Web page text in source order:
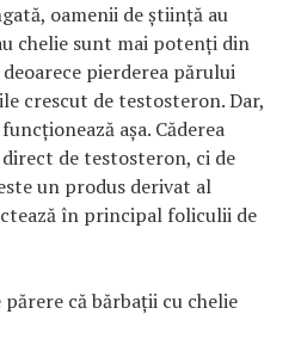
oamenii de știință au
chelie sunt mai potenți din
pierderea părului
crescut de testosteron. Dar,
așa. Căderea
de testosteron, ci de
un produs derivat al
în principal foliculii de
că bărbații cu chelie